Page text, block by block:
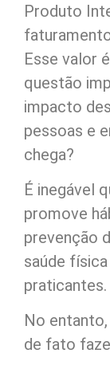
Produto
Esse valor
questão
impacto
pessoas e
chega?
É inegável
promove
prevenção
saúde
praticantes.
No
de fato